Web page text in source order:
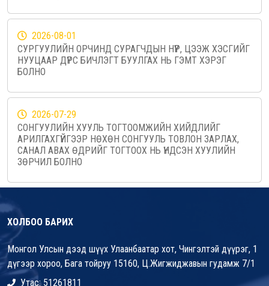
2026-08-01
СУРГУУЛИЙН ОРЧИНД СУРАГЧДЫН НҮҮР, ЦЭЭЖ ХЭСГИЙГ
НУУЦААР ДҮРС БИЧЛЭГТ БУУЛГАХ НЬ ГЭМТ ХЭРЭГ
БОЛНО
2026-07-29
СОНГУУЛИЙН ХУУЛЬ ТОГТООМЖИЙН ХИЙДЛИЙГ
АРИЛГАХГҮЙГЭЭР НӨХӨН СОНГУУЛЬ ТОВЛОН ЗАРЛАХ,
САНАЛ АВАХ ӨДРИЙГ ТОГТООХ НЬ ҮНДСЭН ХУУЛИЙН
ЗӨРЧИЛ БОЛНО
ХОЛБОО БАРИХ
Монгол Улсын дээд шүүх Улаанбаатар хот, Чингэлтэй дүүрэг, 1
дүгээр хороо, Бага тойруу 15160, Ц.Жигжиджавын гудамж 7/1
Утас: 51261811